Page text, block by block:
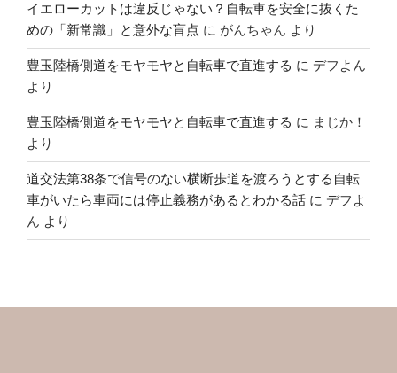
イエローカットは違反じゃない？自転車を安全に抜くた
めの「新常識」と意外な盲点 に がんちゃん より
豊玉陸橋側道をモヤモヤと自転車で直進する に デフよん
より
豊玉陸橋側道をモヤモヤと自転車で直進する に まじか！
より
道交法第38条で信号のない横断歩道を渡ろうとする自転
車がいたら車両には停止義務があるとわかる話 に デフよ
ん より